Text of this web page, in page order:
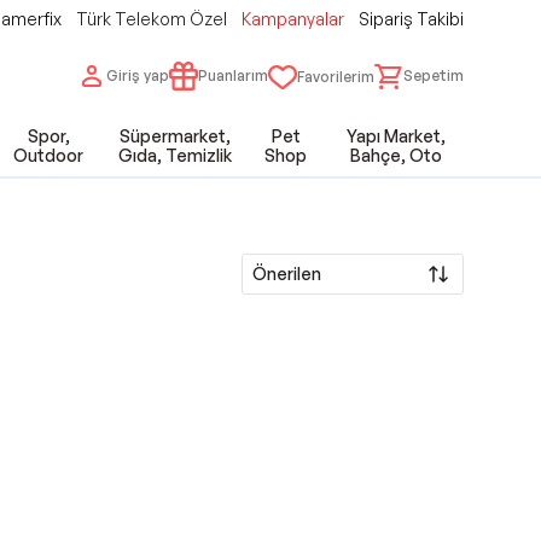
Türk Telekom Özel Kampanyalar Sipariş Takibi
Giriş yap Puanlarım Favorilerim Sepetim
Spor,
Outdoor
Süpermarket,
Gıda, Temizlik
Pet
Shop
Yapı Market,
Bahçe, Oto
Önerilen